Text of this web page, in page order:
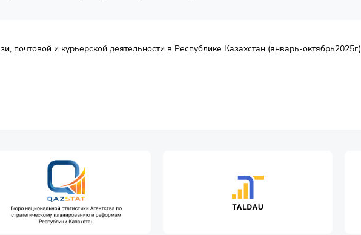
почтовой и курьерской деятельности в Республике Казахстан (январь-октябрь2025г.)